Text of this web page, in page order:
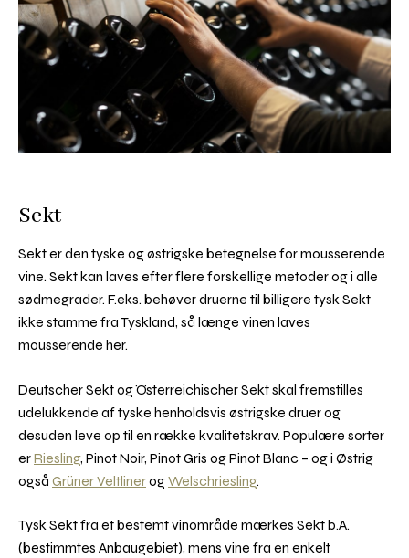
Sekt
Sekt er den tyske og østrigske betegnelse for mousserende
vine. Sekt kan laves efter flere forskellige metoder og i alle
sødmegrader. F.eks. behøver druerne til billigere tysk Sekt
ikke stamme fra Tyskland, så længe vinen laves
mousserende her.
Deutscher Sekt og Österreichischer Sekt skal fremstilles
udelukkende af tyske henholdsvis østrigske druer og
desuden leve op til en række kvalitetskrav. Populære sorter
erRiesling, Pinot Noir, Pinot Gris og Pinot Blanc – og i Østrig
også Grüner VeltlinerogWelschriesling.
Tysk Sekt fra et bestemt vinområde mærkes Sekt b.A.
(bestimmtes Anbaugebiet), mens vine fra en enkelt